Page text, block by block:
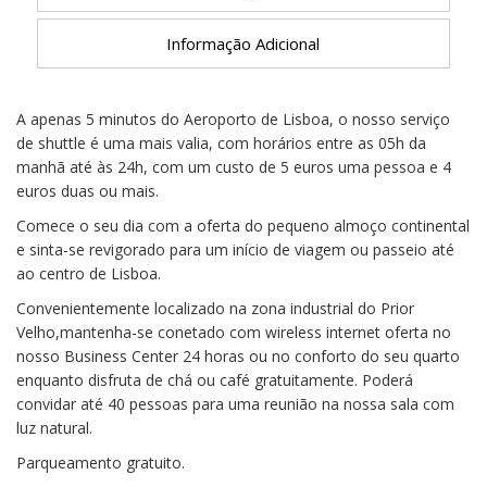
Informação Adicional
A apenas 5 minutos do Aeroporto de Lisboa, o nosso serviço
de shuttle é uma mais valia, com horários entre as 05h da
manhã até às 24h, com um custo de 5 euros uma pessoa e 4
euros duas ou mais.
Comece o seu dia com a oferta do pequeno almoço continental
e sinta-se revigorado para um início de viagem ou passeio até
ao centro de Lisboa.
Convenientemente localizado na zona industrial do Prior
Velho,mantenha-se conetado com wireless internet oferta no
nosso Business Center 24 horas ou no conforto do seu quarto
enquanto disfruta de chá ou café gratuitamente. Poderá
convidar até 40 pessoas para uma reunião na nossa sala com
luz natural.
Parqueamento gratuito.